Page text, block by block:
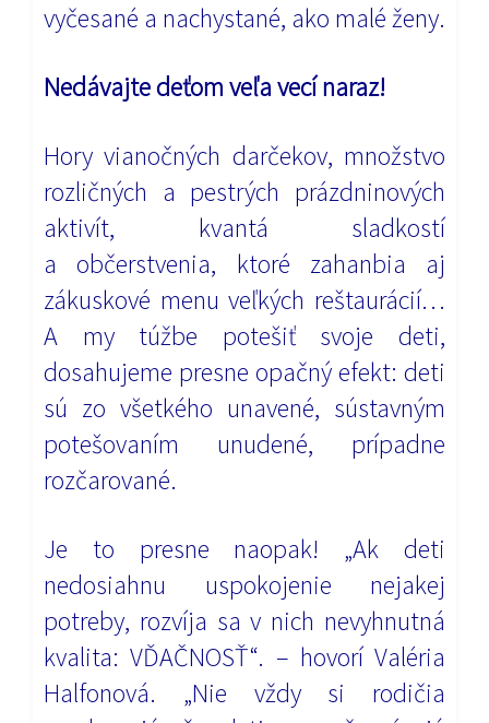
vyčesané a nachystané, ako malé ženy.
Nedávajte deťom veľa vecí naraz!
Hory vianočných darčekov, množstvo
rozličných a pestrých prázdninových
aktivít, kvantá sladkostí
a občerstvenia, ktoré zahanbia aj
zákuskové menu veľkých reštaurácií…
A my túžbe potešiť svoje deti,
dosahujeme presne opačný efekt: deti
sú zo všetkého unavené, sústavným
potešovaním unudené, prípadne
rozčarované.
Je to presne naopak! „Ak deti
nedosiahnu uspokojenie nejakej
potreby, rozvíja sa v nich nevyhnutná
kvalita: VĎAČNOSŤ“. – hovorí Valéria
Halfonová. „Nie vždy si rodičia